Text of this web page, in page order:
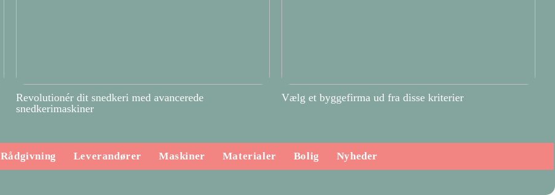
Revolutionér dit snedkeri med avancerede
snedkerimaskiner
Vælg et byggefirma ud fra disse kriterier
Rådgivning Leverandører Maskiner Materialer Bolig Nyheder